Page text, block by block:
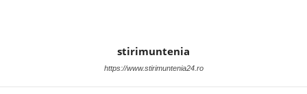
stirimuntenia
https://www.stirimuntenia24.ro